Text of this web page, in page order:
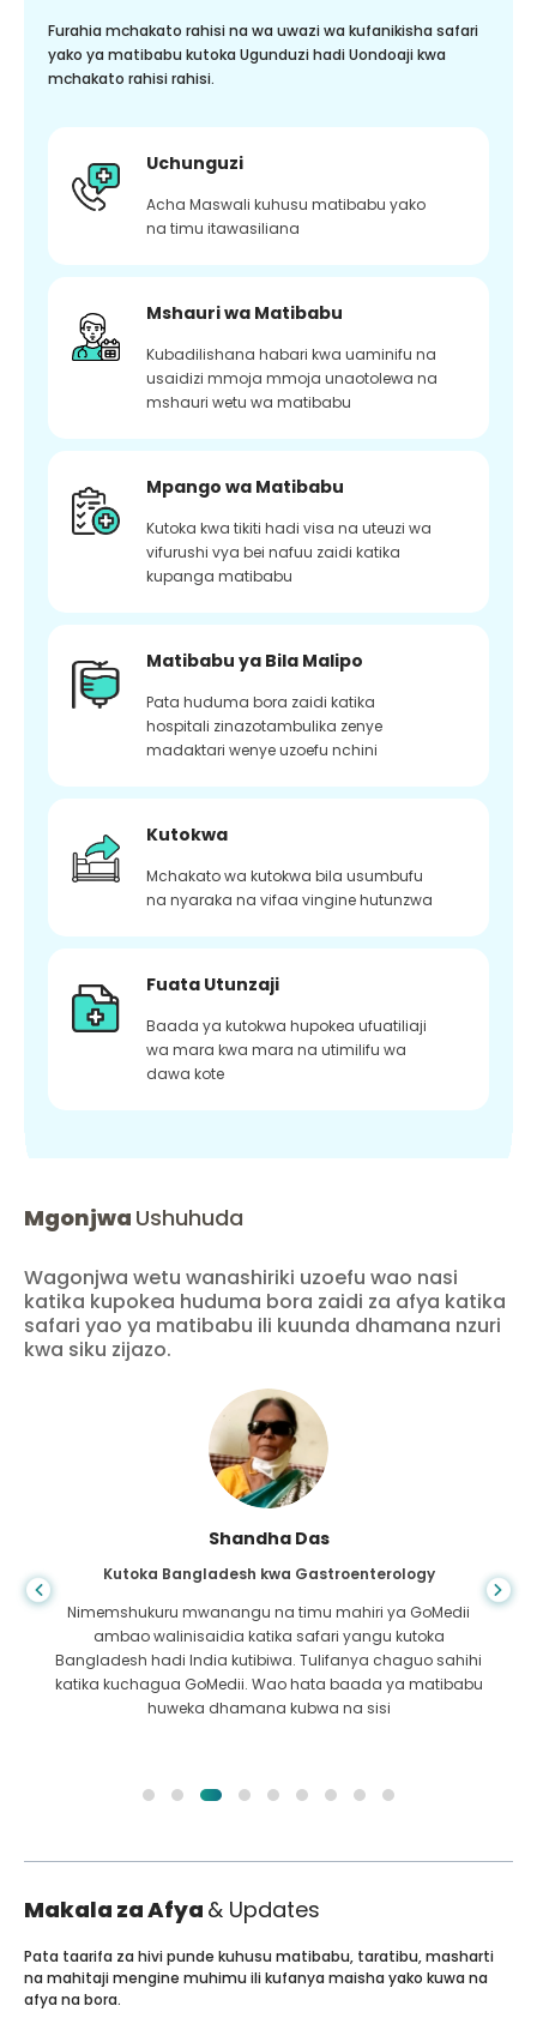
Furahia mchakato rahisi na wa uwazi wa kufanikisha safari
yako ya matibabu kutoka Ugunduzi hadi Uondoaji kwa
mchakato rahisi rahisi.
Uchunguzi
Acha Maswali kuhusu matibabu yako
na timu itawasiliana
Mshauri wa Matibabu
Kubadilishana habari kwa uaminifu na
usaidizi mmoja mmoja unaotolewa na
mshauri wetu wa matibabu
Mpango wa Matibabu
Kutoka kwa tikiti hadi visa na uteuzi wa
vifurushi vya bei nafuu zaidi katika
kupanga matibabu
Matibabu ya Bila Malipo
Pata huduma bora zaidi katika
hospitali zinazotambulika zenye
madaktari wenye uzoefu nchini
Kutokwa
Mchakato wa kutokwa bila usumbufu
na nyaraka na vifaa vingine hutunzwa
Fuata Utunzaji
Baada ya kutokwa hupokea ufuatiliaji
wa mara kwa mara na utimilifu wa
dawa kote
Mgonjwa Ushuhuda
Wagonjwa wetu wanashiriki uzoefu wao nasi
katika kupokea huduma bora zaidi za afya katika
safari yao ya matibabu ili kuunda dhamana nzuri
kwa siku zijazo.
Shandha Das
Kutoka Bangladesh kwa Gastroenterology
Nimemshukuru mwanangu na timu mahiri ya GoMedii
ambao walinisaidia katika safari yangu kutoka
Bangladesh hadi India kutibiwa. Tulifanya chaguo sahihi
katika kuchagua GoMedii. Wao hata baada ya matibabu
huweka dhamana kubwa na sisi
Makala za Afya & Updates
Pata taarifa za hivi punde kuhusu matibabu, taratibu, masharti
na mahitaji mengine muhimu ili kufanya maisha yako kuwa na
afya na bora.